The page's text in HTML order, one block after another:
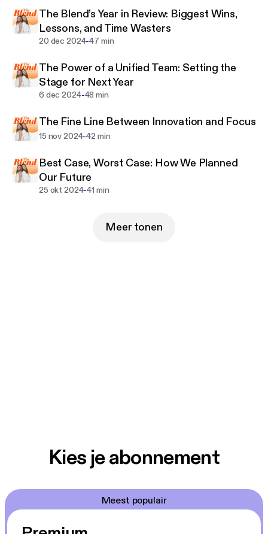
The Blend’s Year in Review: Biggest Wins,
Lessons, and Time Wasters
20 dec 2024-47 min
The Power of a Unified Team: Setting the
Stage for Next Year
6 dec 2024-48 min
The Fine Line Between Innovation and Focus
15 nov 2024-42 min
Best Case, Worst Case: How We Planned
Our Future
25 okt 2024-41 min
Meer tonen
Kies je abonnement
Meest populair